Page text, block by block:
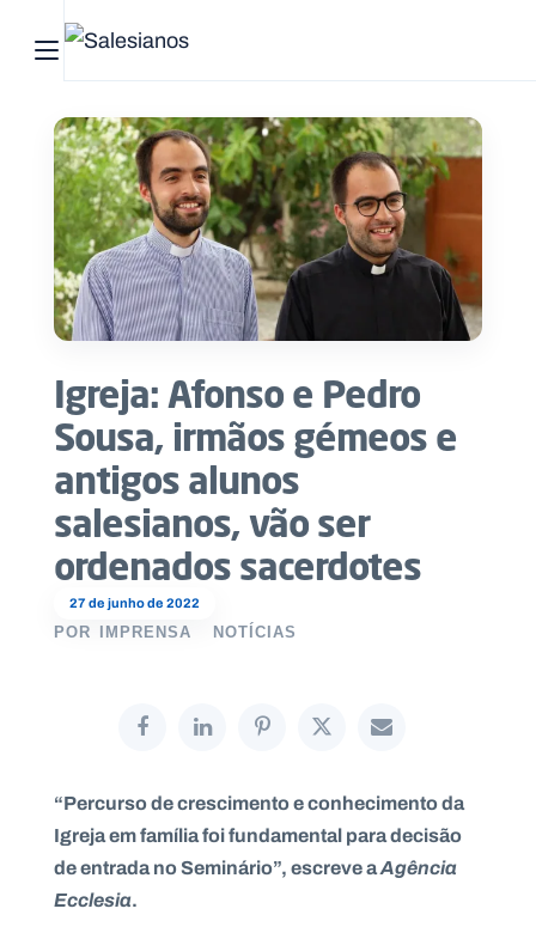
Abrir menu principal
27 de junho de 2022
Igreja: Afonso e Pedro
Sousa, irmãos gémeos e
antigos alunos
salesianos, vão ser
ordenados sacerdotes
POR IMPRENSA NOTÍCIAS
“Percurso de crescimento e conhecimento da
Igreja em família foi fundamental para decisão
de entrada no Seminário”, escreve aAgência
Ecclesia.
Pesquisar no site
Início
Quem
somos
O
que
fazemos
Recursos
Notícias
O
A
S
a
l